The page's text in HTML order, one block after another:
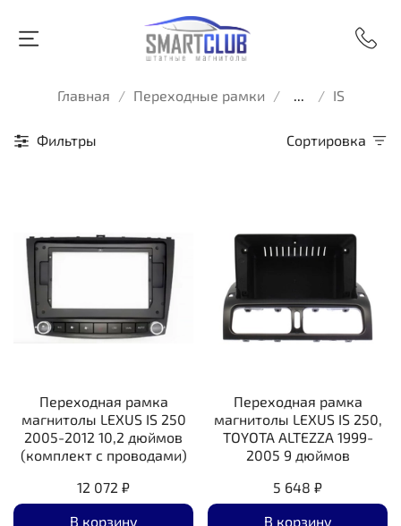
Главная Переходные рамки ... IS
Фильтры Сортировка
Переходная рамка
магнитолы LEXUS IS 250
2005-2012 10,2 дюймов
(комплект с проводами)
12 072 ₽
В корзину
Переходная рамка
магнитолы LEXUS IS 250,
TOYOTA ALTEZZA 1999-
2005 9 дюймов
5 648 ₽
В корзину